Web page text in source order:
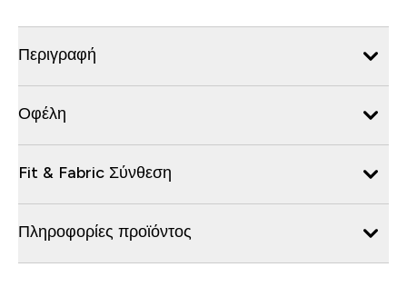
Περιγραφή
Οφέλη
Fit & Fabric Σύνθεση
Πληροφορίες προϊόντος